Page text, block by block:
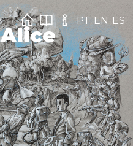
PT EN ES